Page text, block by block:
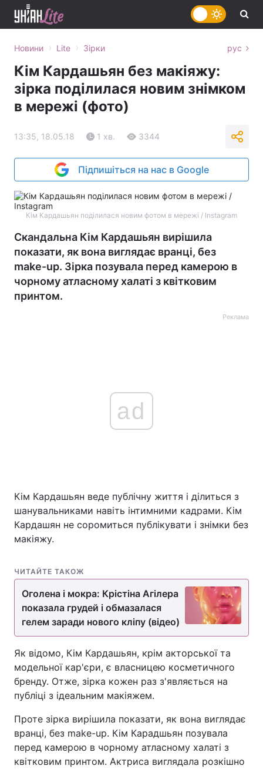
Головна Війна
Україна Політика
Світ
Спорт Наука
Техно і зв'язок Лайт
Здоров'я Туризм
Цікавинки Погода
Новини › Lite › Зірки рус
Кім Кардашьян без макіяжу:
зірка поділилася новим знімком
в мережі (фото)
13:35, 18.05.18 1 хв. 3344
Підпишіться на нас в Google
Кім Кардашьян поділилася новим фотом в мережі / Instagram
Скандальна Кім Кардашьян вирішила
показати, як вона виглядає вранці, без
make-up. Зірка позувала перед камерою в
чорному атласному халаті з квітковим
принтом.
Реклама
ad
Кім Кардашьян веде публічну життя і ділиться з
шанувальниками навіть інтимними кадрами. Кім
Кардашян не соромиться публікувати і знімки без
макіяжу.
ЧИТАЙТЕ ТАКОЖ
Оголена і мокра: Крістіна Агілера
показала грудей і обмазалася
гелем заради нового кліпу (відео)
Як відомо, Кім Кардашьян, крім акторської та
модельної кар'єри, є власницею косметичного
бренду. Отже, зірка кожен раз з'являється на
публіці з ідеальним макіяжем.
Проте зірка вирішила показати, як вона виглядає
вранці, без make-up. Кім Карадшьян позувала
перед камерою в чорному атласному халаті з
квітковим принтом. Актриса виглядала розкішно